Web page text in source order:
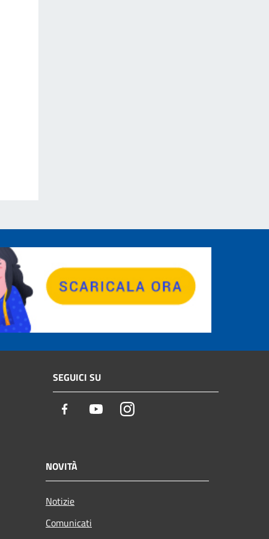
SEGUICI SU
Facebook YoutubeInstagram
NOVITÀ
Notizie
Comunicati